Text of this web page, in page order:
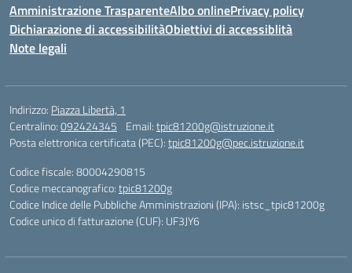
Amministrazione TrasparenteAlbo onlinePrivacy policy
Dichiarazione di accessibilitàObiettivi di accessiblità
Note legali
Indirizzo: Piazza Libertà, 1
Centralino:092424345 Email:tpic81200g@istruzione.it
Posta elettronica certificata (PEC):tpic81200g@pec.istruzione.it
Codice fiscale: 80004290815
Codice meccanografico:tpic81200g
Codice Indice delle Pubbliche Amministrazioni (IPA): istsc_tpic81200g
Codice unico di fatturazione (CUF): UF3JY6